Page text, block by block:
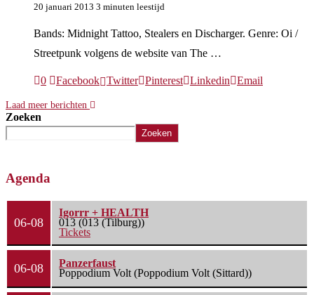
20 januari 2013 3 minuten leestijd
Bands: Midnight Tattoo, Stealers en Discharger. Genre: Oi /
Streetpunk volgens de website van The …
0 Facebook Twitter Pinterest Linkedin Email
Laad meer berichten
Zoeken
Zoeken
Agenda
06-08
Igorrr + HEALTH
013 (013 (Tilburg))
Tickets
06-08
Panzerfaust
Poppodium Volt (Poppodium Volt (Sittard))